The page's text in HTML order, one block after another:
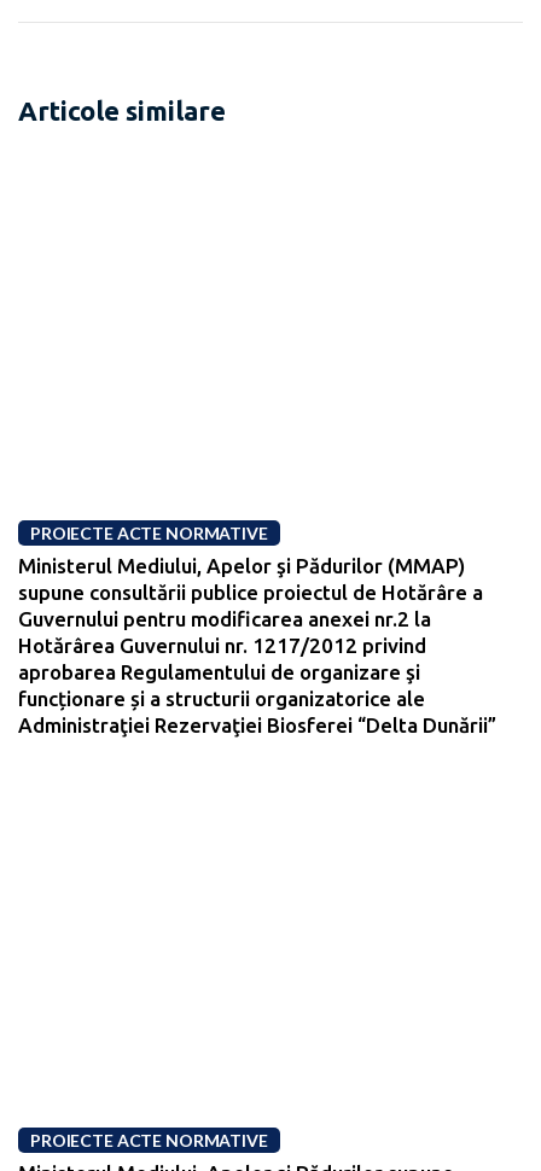
Articole similare
PROIECTE ACTE NORMATIVE
Ministerul Mediului, Apelor şi Pădurilor (MMAP)
supune consultării publice proiectul de Hotărâre a
Guvernului pentru modificarea anexei nr.2 la
Hotărârea Guvernului nr. 1217/2012 privind
aprobarea Regulamentului de organizare şi
funcționare și a structurii organizatorice ale
Administraţiei Rezervaţiei Biosferei “Delta Dunării”
PROIECTE ACTE NORMATIVE